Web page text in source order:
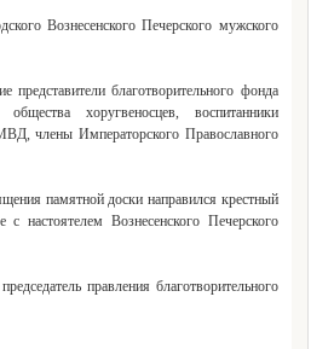
Вознесенского Печерского мужского
благотворительного фонда
хоругвеносцев, воспитанники
члены Императорского Православного
памятной доски направился крестный
настоятелем Вознесенского Печерского
правления благотворительного